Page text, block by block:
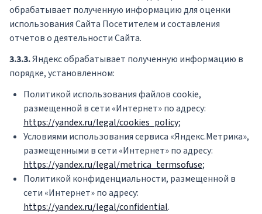
обрабатывает полученную информацию для оценки
использования Сайта Посетителем и составления
отчетов о деятельности Сайта.
3.3.3.Яндекс обрабатывает полученную информацию в
порядке, установленном:
Политикой использования файлов cookie,
размещенной в сети «Интернет» по адресу:
https://yandex.ru/legal/cookies_policy;
Условиями использования сервиса «Яндекс.Метрика»,
размещенными в сети «Интернет» по адресу:
https://yandex.ru/legal/metrica_termsofuse;
Политикой конфиденциальности, размещенной в
сети «Интернет» по адресу:
https://yandex.ru/legal/confidential.